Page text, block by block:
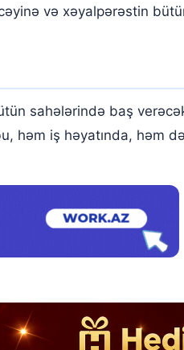
və xəyalpərəstin
sahələrində baş
həm iş həyatında, həm